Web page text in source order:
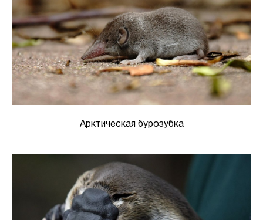
Арктическая бурозубка